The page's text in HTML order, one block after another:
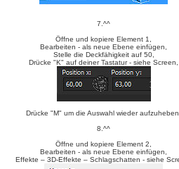
7.^^
Öffne und kopiere Element 1,
Bearbeiten - als neue Ebene einfügen,
Stelle die Deckfähigkeit auf 50,
Drücke "K" auf deiner Tastatur - siehe Screen,
Drücke "M" um die Auswahl wieder
8.^^
Öffne und kopiere Element 2,
Bearbeiten - als neue Ebene einfügen,
Effekte – 3D-Effekte – Schlagschatten - siehe